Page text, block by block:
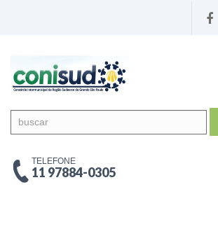
TELEFONE
11 97884-0305